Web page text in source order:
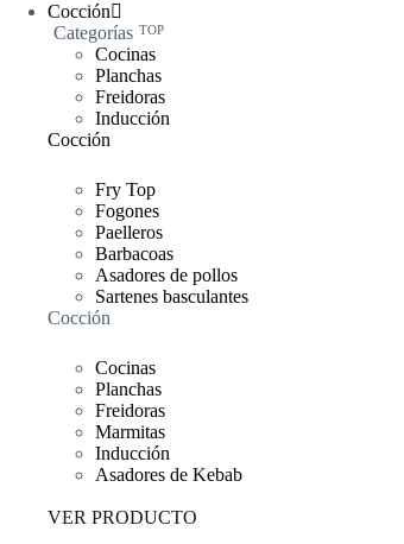
Cocción
Categorías TOP
Cocinas
Planchas
Freidoras
Inducción
Cocción
Fry Top
Fogones
Paelleros
Barbacoas
Asadores de pollos
Sartenes basculantes
Cocción
Cocinas
Planchas
Freidoras
Marmitas
Inducción
Asadores de Kebab
VER PRODUCTO